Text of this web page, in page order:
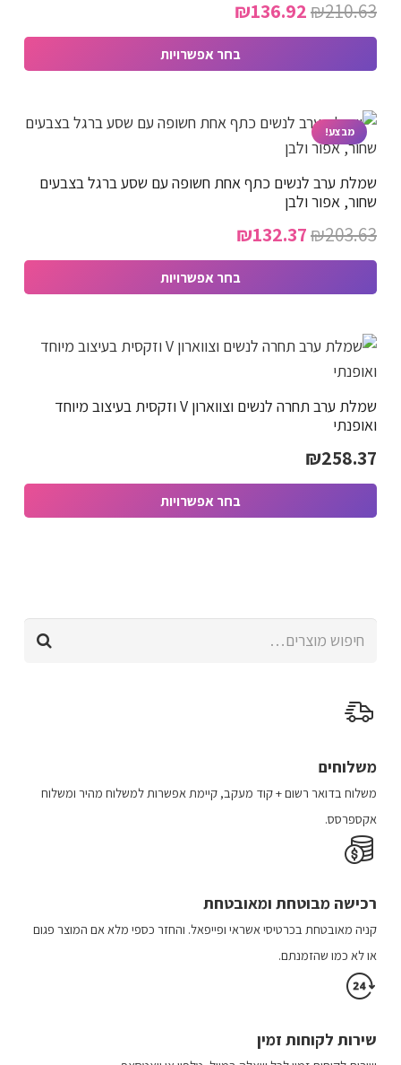
לבחור
את
המוצר
₪210.63
המחיר
המקורי
₪136.92
הנוכחי
הוא:
בחר אפשרויות
זה
יש
מספר
סוגים.
ניתן
לבחור
את
המוצר
מבצע!
שמלת ערב לנשים כתף אחת חשופה עם שסע ברגל בצבעים
שחור, אפור ולבן
₪203.63
המחיר
המקורי
₪132.37
הנוכחי
הוא:
בחר אפשרויות
זה
מספר
סוגים.
ניתן
לבחור
את
שמלת ערב תחרה לנשים וצווארון V וזקסית בעיצוב מיוחד
ואופנתי
₪258.37
בחר אפשרויות
את
המוצר
משלוחים
משלוח​ ב​דואר רשום + קוד מעקב​​, קיימת אפשרות למשלוח מהיר​ ומשלוח
אקספרסס.
רכישה​ מבוטחת ​ומאובטחת
קניה מאובטחת בכרטיסי אשראי ופייפאל. והחזר כספי מלא אם המוצר פגום
או לא כמו שהזמנתם.
שירות לקוחות זמין